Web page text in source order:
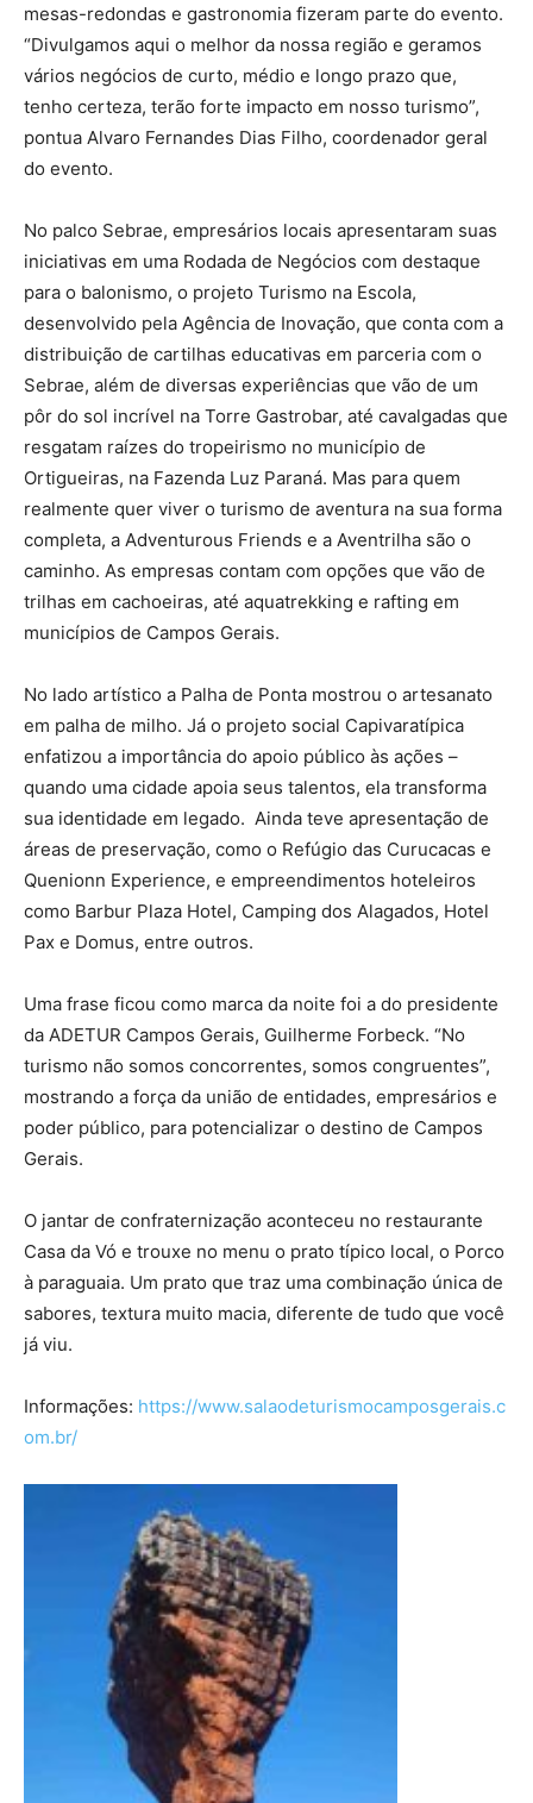
mesas-redondas e gastronomia fizeram parte do evento.
“Divulgamos aqui o melhor da nossa região e geramos
vários negócios de curto, médio e longo prazo que,
tenho certeza, terão forte impacto em nosso turismo”,
pontua Alvaro Fernandes Dias Filho, coordenador geral
do evento.
No palco Sebrae, empresários locais apresentaram suas
iniciativas em uma Rodada de Negócios com destaque
para o balonismo, o projeto Turismo na Escola,
desenvolvido pela Agência de Inovação, que conta com a
distribuição de cartilhas educativas em parceria com o
Sebrae, além de diversas experiências que vão de um
pôr do sol incrível na Torre Gastrobar, até cavalgadas que
resgatam raízes do tropeirismo no município de
Ortigueiras, na Fazenda Luz Paraná. Mas para quem
realmente quer viver o turismo de aventura na sua forma
completa, a Adventurous Friends e a Aventrilha são o
caminho. As empresas contam com opções que vão de
trilhas em cachoeiras, até aquatrekking e rafting em
municípios de Campos Gerais.
No lado artístico a Palha de Ponta mostrou o artesanato
em palha de milho. Já o projeto social Capivaratípica
enfatizou a importância do apoio público às ações –
quando uma cidade apoia seus talentos, ela transforma
sua identidade em legado. Ainda teve apresentação de
áreas de preservação, como o Refúgio das Curucacas e
Quenionn Experience, e empreendimentos hoteleiros
como Barbur Plaza Hotel, Camping dos Alagados, Hotel
Pax e Domus, entre outros.
Uma frase ficou como marca da noite foi a do presidente
da ADETUR Campos Gerais, Guilherme Forbeck. “No
turismo não somos concorrentes, somos congruentes”,
mostrando a força da união de entidades, empresários e
poder público, para potencializar o destino de Campos
Gerais.
O jantar de confraternização aconteceu no restaurante
Casa da Vó e trouxe no menu o prato típico local, o Porco
à paraguaia. Um prato que traz uma combinação única de
sabores, textura muito macia, diferente de tudo que você
já viu.
Informações: https://www.salaodeturismocamposgerais.c
om.br/